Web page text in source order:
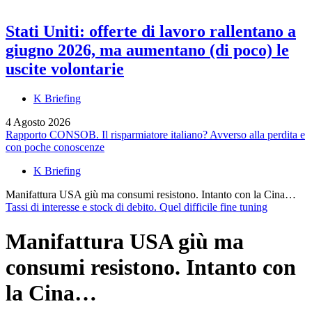
Stati Uniti: offerte di lavoro rallentano a
giugno 2026, ma aumentano (di poco) le
uscite volontarie
K Briefing
4 Agosto 2026
Rapporto CONSOB. Il risparmiatore italiano? Avverso alla perdita e
con poche conoscenze
K Briefing
Manifattura USA giù ma consumi resistono. Intanto con la Cina…
Tassi di interesse e stock di debito. Quel difficile fine tuning
Manifattura USA giù ma
consumi resistono. Intanto con
la Cina…